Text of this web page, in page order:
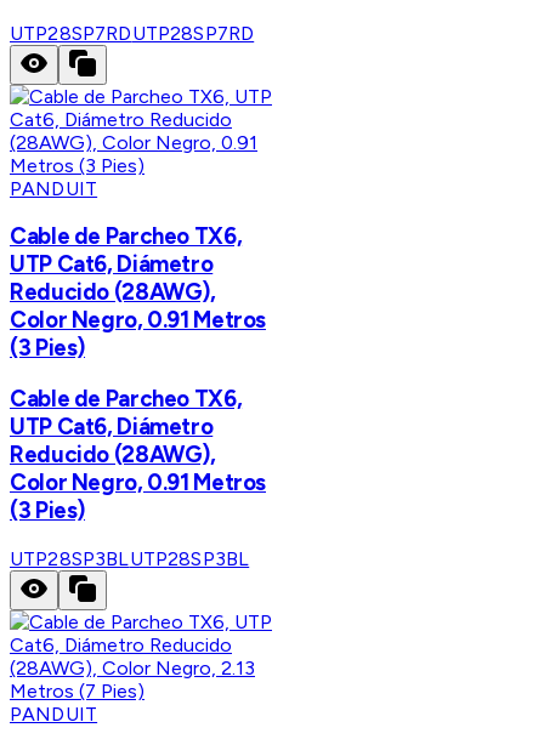
UTP28SP7RDUTP28SP7RD
PANDUIT
Cable de Parcheo TX6,
UTP Cat6, Diámetro
Reducido (28AWG),
Color Negro, 0.91 Metros
(3 Pies)
Cable de Parcheo TX6,
UTP Cat6, Diámetro
Reducido (28AWG),
Color Negro, 0.91 Metros
(3 Pies)
UTP28SP3BLUTP28SP3BL
PANDUIT